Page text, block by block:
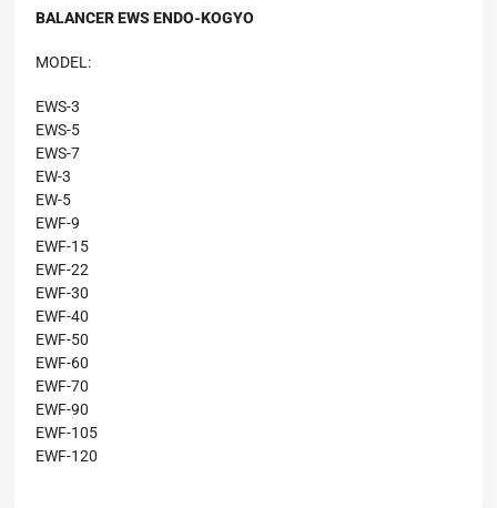
BALANCER EWS ENDO-KOGYO
MODEL:
EWS-3
EWS-5
EWS-7
EW-3
EW-5
EWF-9
EWF-15
EWF-22
EWF-30
EWF-40
EWF-50
EWF-60
EWF-70
EWF-90
EWF-105
EWF-120